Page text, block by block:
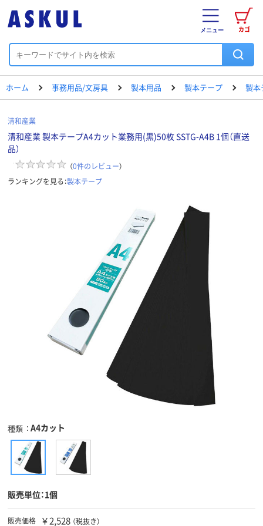
カゴ
メニュー
ホーム 事務用品/文房具 製本用品 製本テープ 製本
清和産業
清和産業 製本テープA4カット業務用(黒)50枚 SSTG-A4B 1個（直送
品）
（0件のレビュー）
ランキングを見る：製本テープ
種類 A4カット
販売単位：1個
販売価格 ￥2,528 （税抜き）